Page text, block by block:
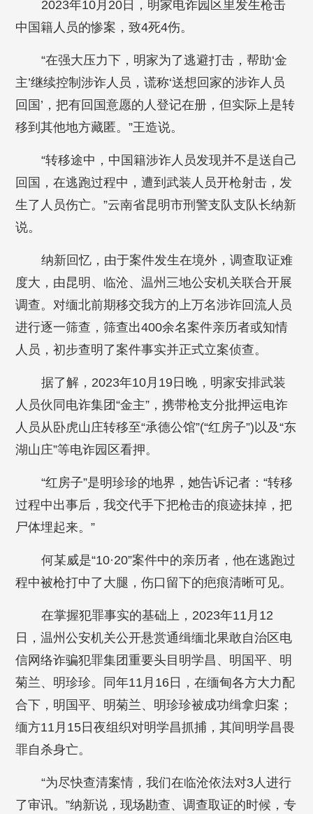
2023年10月20日，明家电诈园区里发生枪击
中国籍人员的惨案，致4死4伤。
“在强大压力下，明家为了逃避打击，帮助‘金
主’继续控制涉诈人员，谎称‘送想回家的涉诈人员
回国’，把有回国意愿的人登记在册，但实际上是转
移到其他地方藏匿。”王造说。
“转移途中，中国籍涉诈人员发现并不是送自己
回国，在逃跑过程中，遭到武装人员开枪射击，发
生了人员伤亡。”云南省昆明市刑警支队支队长纳新
说。
纳新回忆，由于案件发生在境外，调查取证难
度大，由昆明、临沧、温州三地公安机关联合开展
调查。对缅北前期移交我方的上万名涉诈回流人员
进行逐一筛查，筛查出400余名案件亲历者或知情
人员，初步查明了案件事实并正式立案侦查。
据了解，2023年10月19日晚，明家安排武装
人员伙同电诈集团“金主”，携带枪支分批押运电诈
人员从卧虎山庄转移至“承德公馆”(“红房子”)以及“东
湖山庄”等电诈园区看押。
“红房子”是明珍珍的地界，她告诉记者：“转移
过程中出事后，我交代手下把枪击的痕迹抹掉，把
尸体埋起来。”
何某威是“10·20”案件中的亲历者，他在逃跑过
程中被枪打中了大腿，伤口留下的疤痕清晰可见。
在掌握犯罪事实的基础上，2023年11月12
日，温州公安机关公开悬赏通缉缅北果敢自治区电
信网络诈骗犯罪集团重要头目明学昌、明国平、明
菊兰、明珍珍。同年11月16日，在缅甸各方大力配
合下，明国平、明菊兰、明珍珍被成功缉拿归案；
缅方11月15日夜组织对明学昌抓捕，其间明学昌畏
罪自杀身亡。
“为尽快查清案情，我们在临沧依法对3人进行
了审讯。”纳新说，现场勘查、调查取证的时候，专